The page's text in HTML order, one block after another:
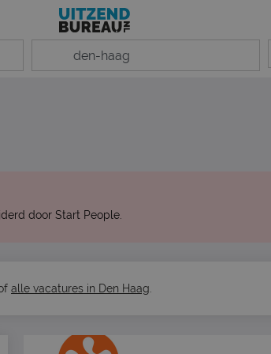
door Start People.
alle vacatures in Den Haag